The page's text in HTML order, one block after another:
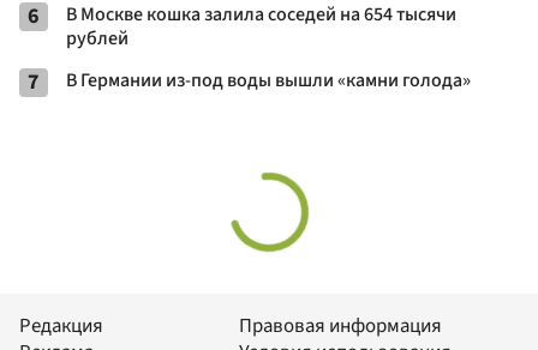
6
В Москве кошка залила соседей на 654 тысячи
рублей
7 В Германии из-под воды вышли «камни голода»
Редакция
Правовая информация